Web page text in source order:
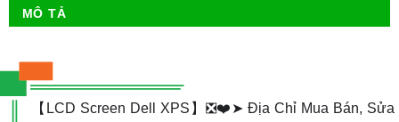
MÔ TẢ
【LCD Screen Dell XPS】❎❤️➤ Địa Chỉ Mua Bán, Sửa